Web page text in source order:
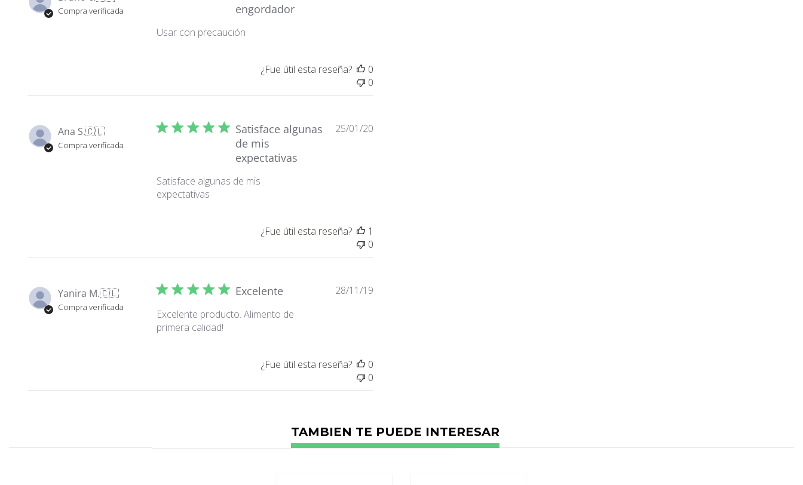
Compra verificada
engordador
Usar con precaución
¿Fue útil esta reseña?
0
0
Ana S.🇨🇱
Compra verificada
Satisface algunas
de mis
expectativas
Satisface algunas de mis
expectativas
Fecha
25/01/20
¿Fue útil esta reseña?
1
0
Yanira M.🇨🇱
Compra verificada
Excelente
Excelente producto. Alimento de
primera calidad!
Fecha
28/11/19
¿Fue útil esta reseña?
0
0
TAMBIEN TE PUEDE INTERESAR